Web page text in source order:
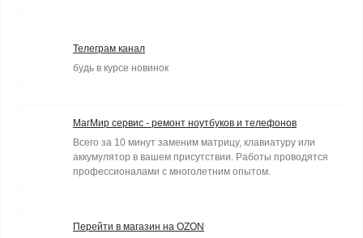
Телеграм канал
будь в курсе новинок
МагМир сервис - ремонт ноутбуков и телефонов
Всего за 10 минут заменим матрицу, клавиатуру или
аккумулятор в вашем присутствии. Работы проводятся
профессионалами с многолетним опытом.
Перейти в магазин на OZON